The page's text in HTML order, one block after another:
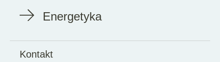
Energetyka
Kontakt